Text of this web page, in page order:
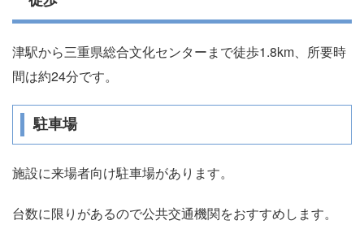
津駅から三重県総合文化センターまで徒歩1.8km、所要時
間は約24分です。
駐車場
施設に来場者向け駐車場があります。
台数に限りがあるので公共交通機関をおすすめします。